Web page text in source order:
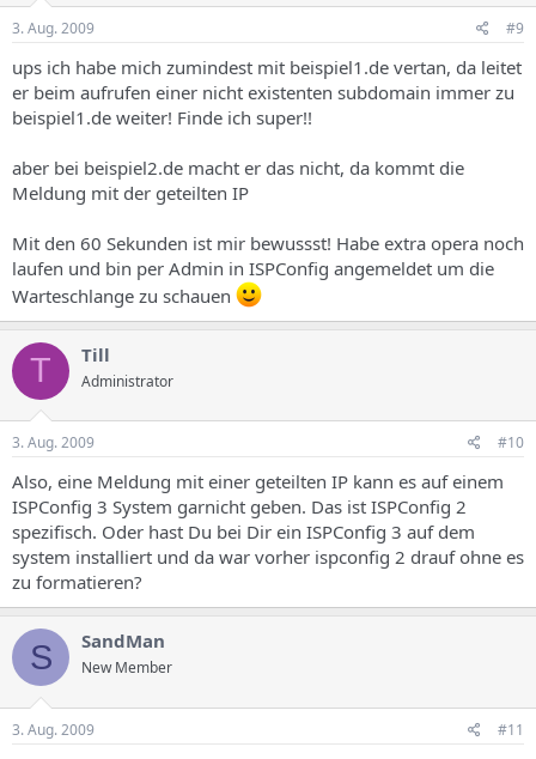
3. Aug. 2009 #9
ups ich habe mich zumindest mit beispiel1.de vertan, da leitet
er beim aufrufen einer nicht existenten subdomain immer zu
beispiel1.de weiter! Finde ich super!!
aber bei beispiel2.de macht er das nicht, da kommt die
Meldung mit der geteilten IP
Mit den 60 Sekunden ist mir bewussst! Habe extra opera noch
laufen und bin per Admin in ISPConfig angemeldet um die
Warteschlange zu schauen
T Till
Administrator
3. Aug. 2009 #10
Also, eine Meldung mit einer geteilten IP kann es auf einem
ISPConfig 3 System garnicht geben. Das ist ISPConfig 2
spezifisch. Oder hast Du bei Dir ein ISPConfig 3 auf dem
system installiert und da war vorher ispconfig 2 drauf ohne es
zu formatieren?
S SandMan
New Member
3. Aug. 2009 #11